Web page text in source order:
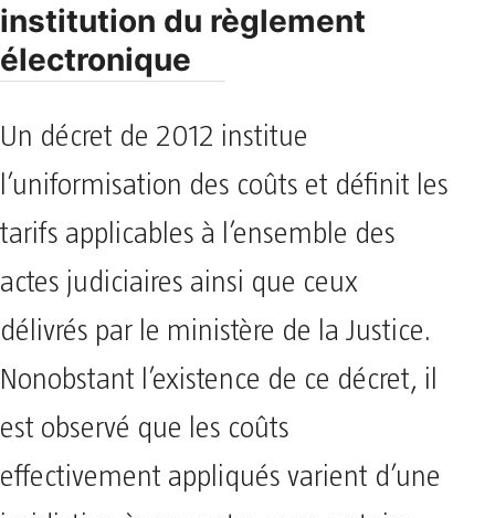
institution du règlement
électronique
Un décret de 2012 institue
l’uniformisation des coûts et définit les
tarifs applicables à l’ensemble des
actes judiciaires ainsi que ceux
délivrés par le ministère de la Justice.
Nonobstant l’existence de ce décret, il
est observé que les coûts
effectivement appliqués varient d’une